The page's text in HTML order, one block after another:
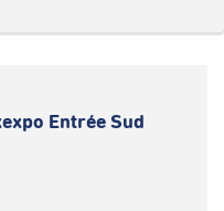
Entrée Sud